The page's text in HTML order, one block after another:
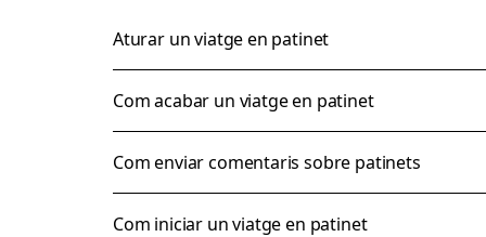
Aturar un viatge en patinet
Com acabar un viatge en patinet
Com enviar comentaris sobre patinets
Com iniciar un viatge en patinet